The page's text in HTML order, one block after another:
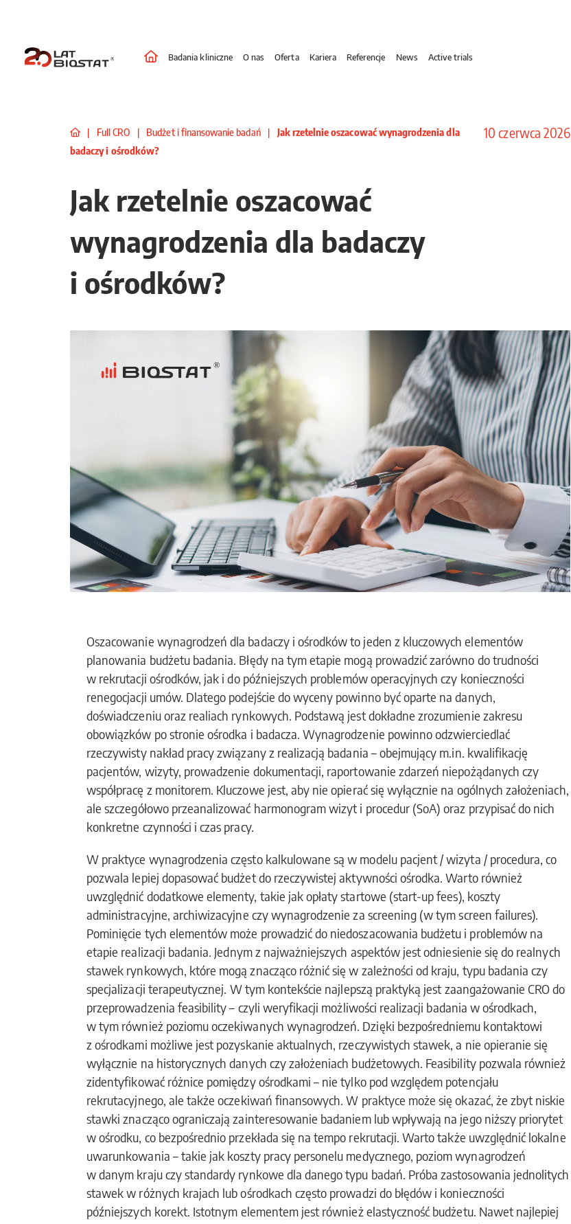
Badania kliniczne O nas Oferta Kariera Referencje News Active trials
10 czerwca 2026
| Full CRO | Budżet i finansowanie badań |
Jak rzetelnie oszacować wynagrodzenia dla
badaczy i ośrodków?
Jak rzetelnie oszacować
wynagrodzenia dla badaczy
i ośrodków?
Oszacowanie wynagrodzeń dla badaczy i ośrodków to jeden z kluczowych elementów
planowania budżetu badania. Błędy na tym etapie mogą prowadzić zarówno do trudności
w rekrutacji ośrodków, jak i do późniejszych problemów operacyjnych czy konieczności
renegocjacji umów. Dlatego podejście do wyceny powinno być oparte na danych,
doświadczeniu oraz realiach rynkowych. Podstawą jest dokładne zrozumienie zakresu
obowiązków po stronie ośrodka i badacza. Wynagrodzenie powinno odzwierciedlać
rzeczywisty nakład pracy związany z realizacją badania – obejmujący m.in. kwalifikację
pacjentów, wizyty, prowadzenie dokumentacji, raportowanie zdarzeń niepożądanych czy
współpracę z monitorem. Kluczowe jest, aby nie opierać się wyłącznie na ogólnych założeniach,
ale szczegółowo przeanalizować harmonogram wizyt i procedur (SoA) oraz przypisać do nich
konkretne czynności i czas pracy.
W praktyce wynagrodzenia często kalkulowane są w modelu pacjent / wizyta / procedura, co
pozwala lepiej dopasować budżet do rzeczywistej aktywności ośrodka. Warto również
uwzględnić dodatkowe elementy, takie jak opłaty startowe (start-up fees), koszty
administracyjne, archiwizacyjne czy wynagrodzenie za screening (w tym screen failures).
Pominięcie tych elementów może prowadzić do niedoszacowania budżetu i problemów na
etapie realizacji badania. Jednym z najważniejszych aspektów jest odniesienie się do realnych
stawek rynkowych, które mogą znacząco różnić się w zależności od kraju, typu badania czy
specjalizacji terapeutycznej. W tym kontekście najlepszą praktyką jest zaangażowanie CRO do
przeprowadzenia feasibility – czyli weryfikacji możliwości realizacji badania w ośrodkach,
w tym również poziomu oczekiwanych wynagrodzeń. Dzięki bezpośredniemu kontaktowi
z ośrodkami możliwe jest pozyskanie aktualnych, rzeczywistych stawek, a nie opieranie się
wyłącznie na historycznych danych czy założeniach budżetowych. Feasibility pozwala również
zidentyfikować różnice pomiędzy ośrodkami – nie tylko pod względem potencjału
rekrutacyjnego, ale także oczekiwań finansowych. W praktyce może się okazać, że zbyt niskie
stawki znacząco ograniczają zainteresowanie badaniem lub wpływają na jego niższy priorytet
w ośrodku, co bezpośrednio przekłada się na tempo rekrutacji. Warto także uwzględnić lokalne
uwarunkowania – takie jak koszty pracy personelu medycznego, poziom wynagrodzeń
w danym kraju czy standardy rynkowe dla danego typu badań. Próba zastosowania jednolitych
stawek w różnych krajach lub ośrodkach często prowadzi do błędów i konieczności
późniejszych korekt. Istotnym elementem jest również elastyczność budżetu. Nawet najlepiej